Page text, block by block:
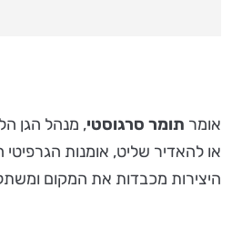
אומר תומר סרגוסטי, מנהל הגן
או להאדיר שליט, אומנות
היצירות מכבדות את המקום